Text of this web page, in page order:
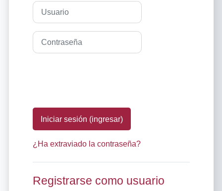
Usuario
Contraseña
Iniciar sesión (ingresar)
¿Ha extraviado la contraseña?
Registrarse como usuario